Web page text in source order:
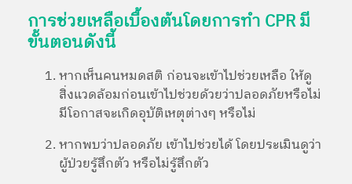
การช่วยเหลือเบื้องต้นโดยการทำ CPR มี
ขั้นตอนดังนี้
หากเห็นคนหมดสติ ก่อนจะเข้าไปช่วยเหลือ ให้ดู
สิ่งแวดล้อมก่อนเข้าไปช่วยด้วยว่าปลอดภัยหรือไม่
มีโอกาสจะเกิดอุบัติเหตุต่างๆ หรือไม่
หากพบว่าปลอดภัย เข้าไปช่วยได้ โดยประเมินดูว่า
ผู้ป่วยรู้สึกตัว หรือไม่รู้สึกตัว